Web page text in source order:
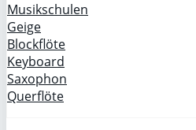
Musikschulen
Geige
Blockflöte
Keyboard
Saxophon
Querflöte